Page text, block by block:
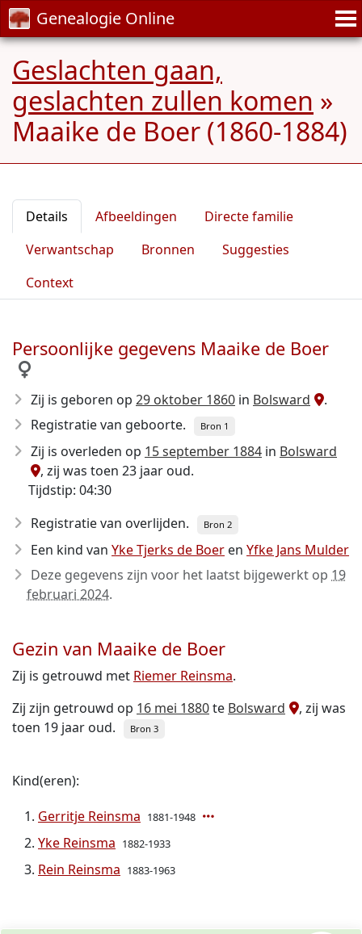
Genealogie Online
Geslachten gaan,
geslachten zullen komen »
Maaike de Boer (1860-1884)
Details Afbeeldingen
Directe familie
Verwantschap
Bronnen
Suggesties
Context
Persoonlijke gegevens Maaike de Boer
Zij is geboren op 29 oktober 1860 in Bolsward
.
Registratie van geboorte.
Bron 1
Zij is overleden op 15 september 1884 in Bolsward
, zij was toen 23 jaar oud.
Tijdstip: 04:30
Registratie van overlijden.
Bron 2
Een kind van Yke Tjerks de Boer en Yfke Jans Mulder
Deze gegevens zijn voor het laatst bijgewerkt op 19
februari 2024.
Gezin van Maaike de Boer
Zij is getrouwd met Riemer Reinsma.
Zij zijn getrouwd op 16 mei 1880te Bolsward
, zij was
toen 19 jaar oud.
Bron 3
Kind(eren):
Gerritje Reinsma 1881-1948
Yke Reinsma 1882-1933
Rein Reinsma 1883-1963